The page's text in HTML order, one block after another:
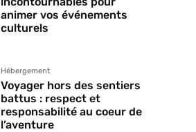
animer vos événements
culturels
Hébergement
Voyager hors des sentiers
battus : respect et
responsabilité au coeur de
l’aventure